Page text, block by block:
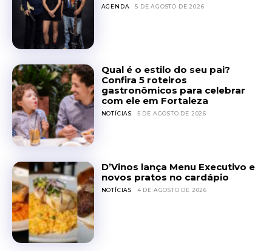
AGENDA 5 DE AGOSTO DE 2026
Qual é o estilo do seu pai?
Confira 5 roteiros
gastronômicos para celebrar
com ele em Fortaleza
NOTÍCIAS 5 DE AGOSTO DE 2026
D’Vinos lança Menu Executivo e
novos pratos no cardápio
NOTÍCIAS 4 DE AGOSTO DE 2026